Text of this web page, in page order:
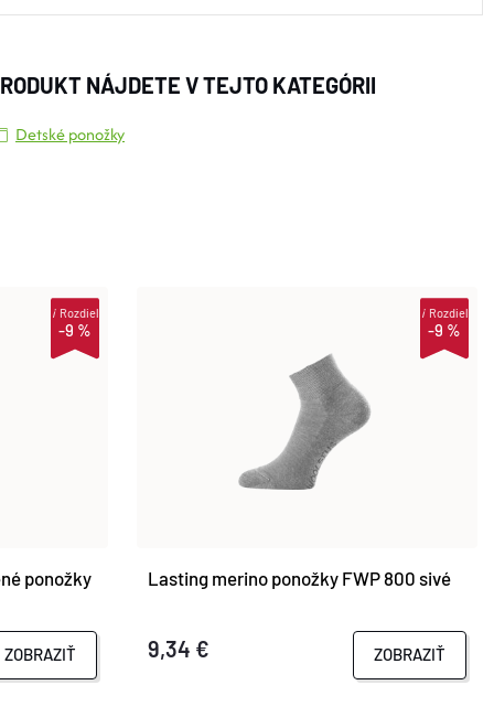
NÁJDETE V TEJTO KATEGÓRII
Detské ponožky
-9 %
iRozdiel
ponožky
ZOBRAZIŤ
-9 %
iRozdiel
Lasting merino ponožky FWP 800 sivé
9,34 € ZOBRAZIŤ